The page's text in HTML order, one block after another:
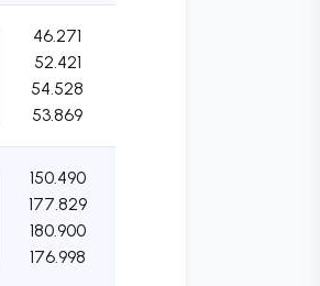
46.271
52.421
54.528
53.869
150.490
177.829
180.900
176.998